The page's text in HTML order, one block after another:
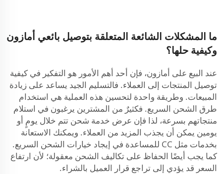
ما المشكلات الشائعة المتعلقة بتوصيل بائعي أمازون
وكيفية حلها؟
عند البيع على أمازون، فإن أحد أهم الأمور هو التفكير في كيفية
توصيل المنتجات إلى العملاء. فالتسليم الجيد يساعد على زيادة
المبيعات. وطريقة واحدة لتحسين هذه العملية هي استخدام
طرق الشحن السريع. فكثيرٌ من المشترين يرغبون في استلام
منتجاتهم بسرعة، لذا فإن عرض خدمة شحن تتم خلال يومٍ أو
يومين يمكن أن يجذب المزيد من العملاء. ويمكنك الاستعانة
بخدمات مثل CC للمساعدة في إيجاد خيارات الشحن السريع.
كما يجب أيضًا الحفاظ على تكاليف الشحن معقولة؛ لأن ارتفاع
السعر قد يؤدي إلى تراجع قرار العميل بالشراء.